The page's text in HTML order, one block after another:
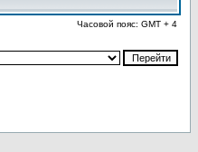
Часовой пояс: GMT + 4